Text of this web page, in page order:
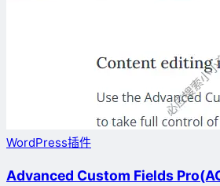
WordPress插件
Advanced Custom Fields